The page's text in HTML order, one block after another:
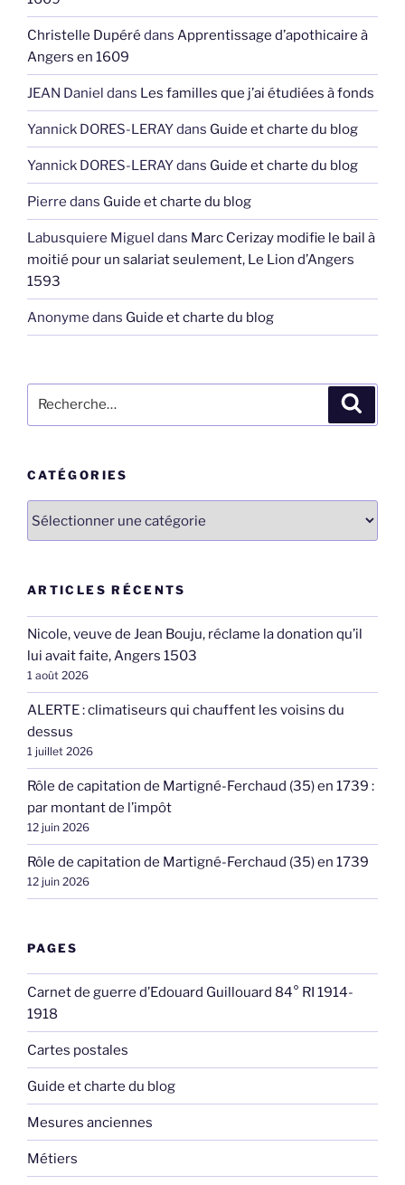
Christelle Dupéré dans Apprentissage d’apothicaire à
Angers en 1609
JEAN Daniel dans Les familles que j’ai étudiées à fonds
Yannick DORES-LERAYdans Guide et charte du blog
Yannick DORES-LERAYdans Guide et charte du blog
Pierre dans Guide et charte du blog
Labusquiere Miguel dans Marc Cerizay modifie le bail à
moitié pour un salariat seulement, Le Lion d’Angers
1593
Anonyme dans Guide et charte du blog
pour
CATÉGORIES
ARTICLES RÉCENTS
Nicole, veuve de Jean Bouju, réclame la donation qu’il
lui avait faite, Angers 1503
1 août 2026
ALERTE : climatiseurs qui chauffent les voisins du
dessus
1 juillet 2026
Rôle de capitation de Martigné-Ferchaud (35) en 1739 :
par montant de l’impôt
12 juin 2026
Rôle de capitation de Martigné-Ferchaud (35) en 1739
12 juin 2026
PAGES
Carnet de guerre d’Edouard Guillouard 84° RI 1914-
1918
Cartes postales
Guide et charte du blog
Mesures anciennes
Métiers